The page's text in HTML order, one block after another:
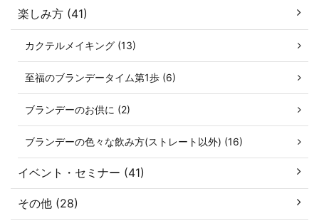
楽しみ方 (41)
カクテルメイキング (13)
至福のブランデータイム第1歩 (6)
ブランデーのお供に (2)
ブランデーの色々な飲み方(ストレート以外) (16)
イベント・セミナー (41)
その他 (28)